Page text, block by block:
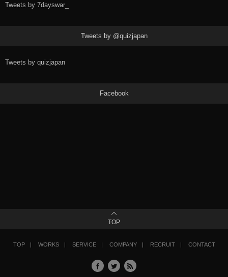
Tweets by 7dayswar_
Tweets by @quizjapan
Tweets by quizjapan
Facebook
TOP
TOP WORKS SERVICE COMPANY RECRUIT CONTACT